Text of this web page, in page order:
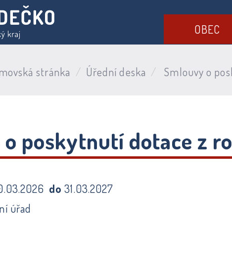
OBEC
stránka Úřední deska Smlouvy o
poskytnutí dotace z
do31.03.2027
úřad